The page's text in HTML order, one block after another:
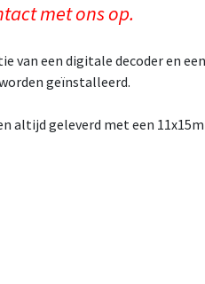
met ons op.
van een digitale decoder en
geïnstalleerd.
altijd geleverd met een